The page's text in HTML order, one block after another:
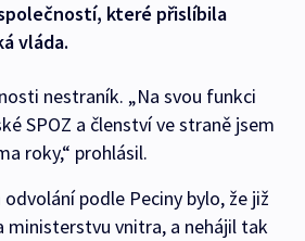
které přislíbila
vláda.
nestraník. „Na svou funkci
SPOZ a členství ve straně jsem
roky,“ prohlásil.
podle Peciny bylo, že již
ministerstvu vnitra, a nehájil tak